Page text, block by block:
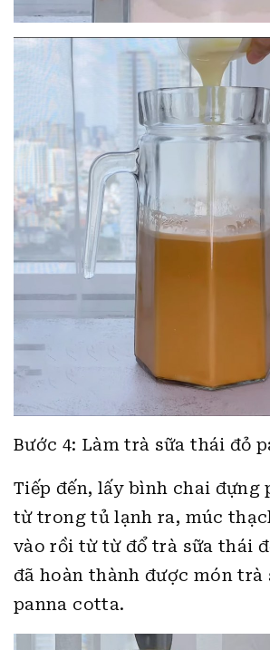
Bước 4: Làm trà sữa thái đỏ
Tiếp đến, lấy bình chai đựng
từ trong tủ lạnh ra, múc
vào rồi từ từ đổ trà sữa thái
đã hoàn thành được món trà
panna cotta.